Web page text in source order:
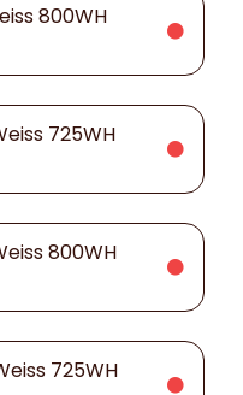
800WH
725WH
800WH
725WH